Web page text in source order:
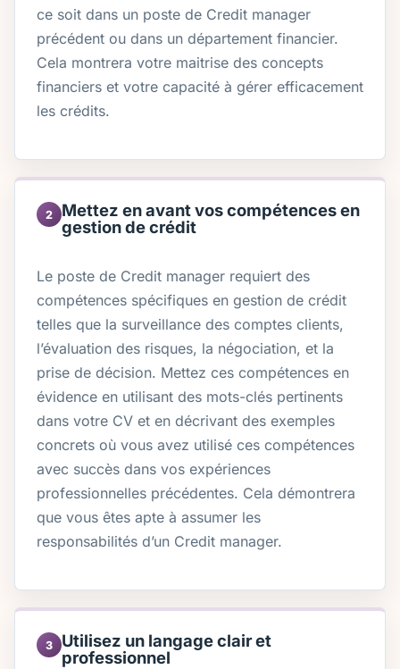
ce soit dans un poste de Credit manager
précédent ou dans un département financier.
Cela montrera votre maitrise des concepts
financiers et votre capacité à gérer efficacement
les crédits.
2
Mettez en avant vos compétences en
gestion de crédit
Le poste de Credit manager requiert des
compétences spécifiques en gestion de crédit
telles que la surveillance des comptes clients,
l’évaluation des risques, la négociation, et la
prise de décision. Mettez ces compétences en
évidence en utilisant des mots-clés pertinents
dans votre CV et en décrivant des exemples
concrets où vous avez utilisé ces compétences
avec succès dans vos expériences
professionnelles précédentes. Cela démontrera
que vous êtes apte à assumer les
responsabilités d’un Credit manager.
3
Utilisez un langage clair et
professionnel